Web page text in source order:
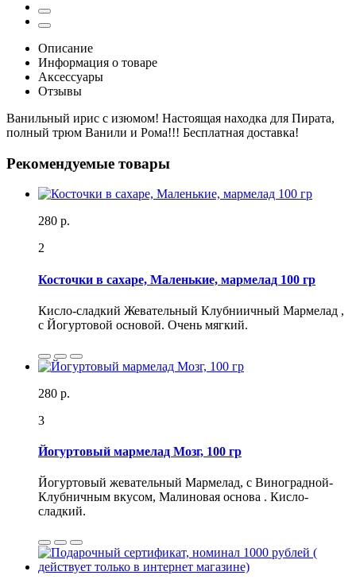
Описание
Информация о товаре
Аксессуары
Отзывы
Ванильный ирис с изюмом! Настоящая находка для Пирата,
полный трюм Ванили и Рома!!! Бесплатная доставка!
Рекомендуемые товары
280 р.
2
Косточки в сахаре, Маленькие, мармелад 100 гр
Кисло-сладкий Жевательный Клубниичный Мармелад ,
с Йогуртовой основой. Очень мягкий.
280 р.
3
Йогуртовый мармелад Мозг, 100 гр
Йогуртовый жевательный Мармелад, с Виноградной-
Клубничным вкусом, Малиновая основа . Кисло-
сладкий.